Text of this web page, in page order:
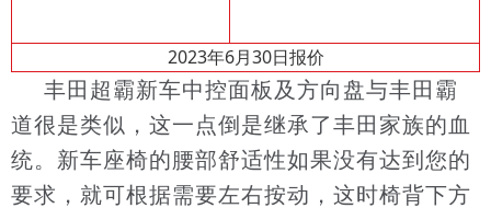
2023年6月30日报价
丰田超霸新车中控面板及方向盘与丰田霸
道很是类似，这一点倒是继承了丰田家族的血
统。新车座椅的腰部舒适性如果没有达到您的
要求，就可根据需要左右按动，这时椅背下方